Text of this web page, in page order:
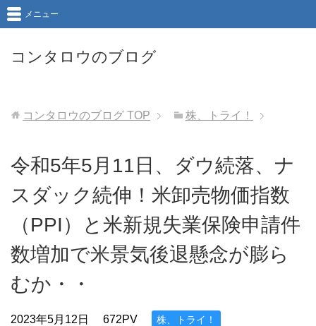
コンタロウのブログ
メニュー
コンタロウのブログ TOP 株、トライ！
令和5年5月11日、ダウ続落、ナ
スダック続伸！米卸売物価指数
（PPI）と米新規失業保険申請件
数増加で米景気後退懸念が膨ら
むか・・
2023年5月12日 672PV 株、トライ！